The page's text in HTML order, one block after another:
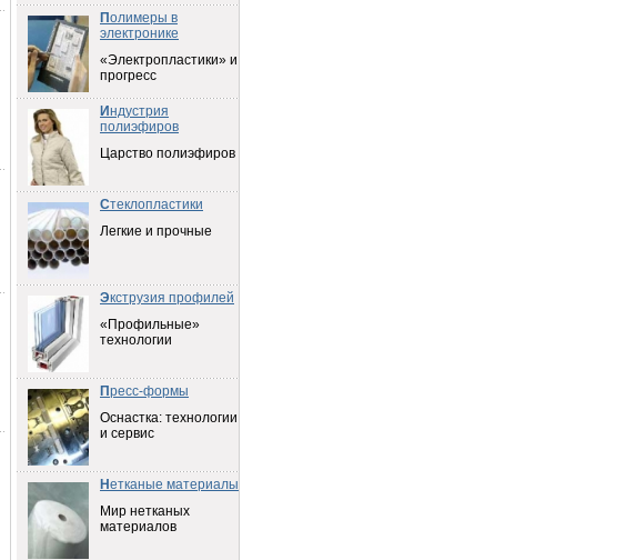
Полимеры в
электронике
«Электропластики» и
прогресс
Индустрия
полиэфиров
Царство полиэфиров
Стеклопластики
Легкие и прочные
Экструзия профилей
«Профильные»
технологии
Пресс-формы
Оснастка: технологии
и сервис
Н етканые материалы
Мир нетканых
материалов